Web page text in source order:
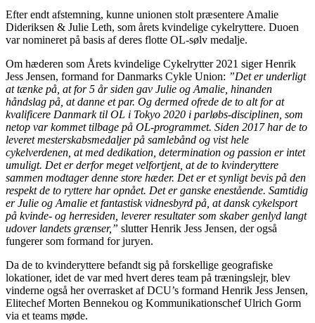
Efter endt afstemning, kunne unionen stolt præsentere Amalie
Dideriksen & Julie Leth, som årets kvindelige cykelryttere. Duoen
var nomineret på basis af deres flotte OL-sølv medalje.
Om hæderen som Årets kvindelige Cykelrytter 2021 siger Henrik
Jess Jensen, formand for Danmarks Cykle Union: ”Det er underligt
at tænke på, at for 5 år siden gav Julie og Amalie, hinanden
håndslag på, at danne et par. Og dermed ofrede de to alt for at
kvalificere Danmark til OL i Tokyo 2020 i parløbs-disciplinen, som
netop var kommet tilbage på OL-programmet. Siden 2017 har de to
leveret mesterskabsmedaljer på samlebånd og vist hele
cykelverdenen, at med dedikation, determination og passion er intet
umuligt. Det er derfor meget velfortjent, at de to kvinderyttere
sammen modtager denne store hæder. Det er et synligt bevis på den
respekt de to ryttere har opnået. Det er ganske enestående. Samtidig
er Julie og Amalie et fantastisk vidnesbyrd på, at dansk cykelsport
på kvinde- og herresiden, leverer resultater som skaber genlyd langt
udover landets grænser,” slutter Henrik Jess Jensen, der også
fungerer som formand for juryen.
Da de to kvinderyttere befandt sig på forskellige geografiske
lokationer, idet de var med hvert deres team på træningslejr, blev
vinderne også her overrasket af DCU’s formand Henrik Jess Jensen,
Elitechef Morten Bennekou og Kommunikationschef Ulrich Gorm
via et teams møde.